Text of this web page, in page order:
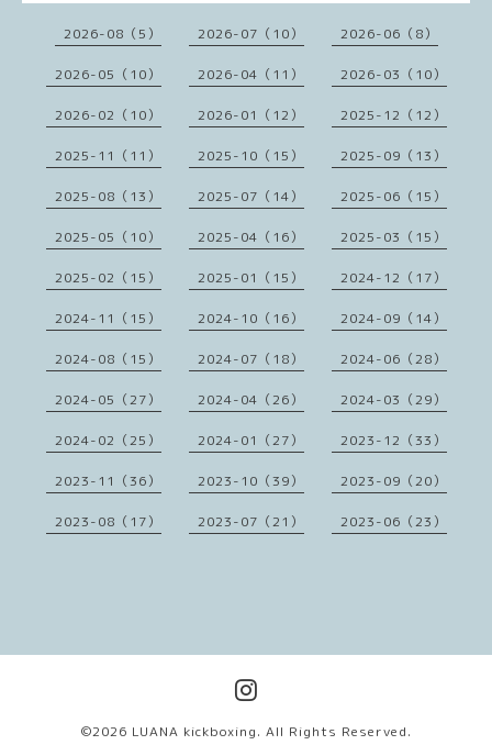
2026-08（5） 2026-07（10） 2026-06（8）
2026-05（10） 2026-04（11） 2026-03（10）
2026-02（10） 2026-01（12） 2025-12（12）
2025-11（11） 2025-10（15） 2025-09（13）
2025-08（13） 2025-07（14） 2025-06（15）
2025-05（10） 2025-04（16） 2025-03（15）
2025-02（15） 2025-01（15） 2024-12（17）
2024-11（15） 2024-10（16） 2024-09（14）
2024-08（15） 2024-07（18） 2024-06（28）
2024-05（27） 2024-04（26） 2024-03（29）
2024-02（25） 2024-01（27） 2023-12（33）
2023-11（36） 2023-10（39） 2023-09（20）
2023-08（17） 2023-07（21） 2023-06（23）
©2026 LUANA kickboxing. All Rights Reserved.